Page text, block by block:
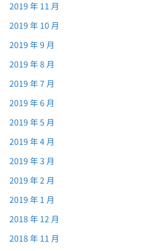
2019 年 11 月
2019 年 10 月
2019 年 9 月
2019 年 8 月
2019 年 7 月
2019 年 6 月
2019 年 5 月
2019 年 4 月
2019 年 3 月
2019 年 2 月
2019 年 1 月
2018 年 12 月
2018 年 11 月